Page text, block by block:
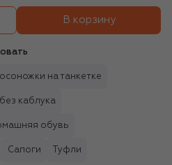
В корзину
на танкетке
каблука
обувь
Сапоги Туфли